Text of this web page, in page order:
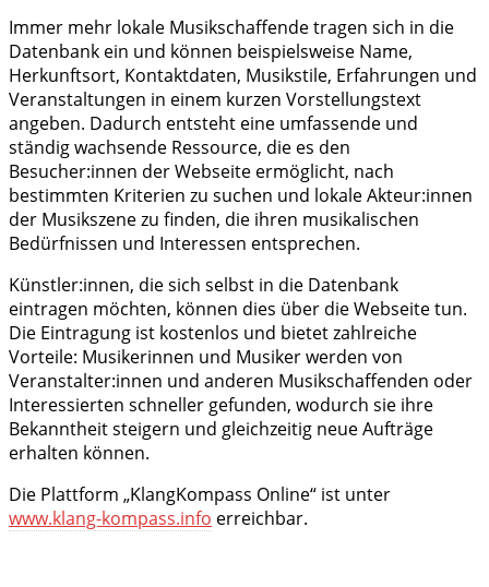
Immer mehr lokale Musikschaffende tragen sich in die
Datenbank ein und können beispielsweise Name,
Herkunftsort, Kontaktdaten, Musikstile, Erfahrungen und
Veranstaltungen in einem kurzen Vorstellungstext
angeben. Dadurch entsteht eine umfassende und
ständig wachsende Ressource, die es den
Besucher:innen der Webseite ermöglicht, nach
bestimmten Kriterien zu suchen und lokale Akteur:innen
der Musikszene zu finden, die ihren musikalischen
Bedürfnissen und Interessen entsprechen.
Künstler:innen, die sich selbst in die Datenbank
eintragen möchten, können dies über die Webseite tun.
Die Eintragung ist kostenlos und bietet zahlreiche
Vorteile: Musikerinnen und Musiker werden von
Veranstalter:innen und anderen Musikschaffenden oder
Interessierten schneller gefunden, wodurch sie ihre
Bekanntheit steigern und gleichzeitig neue Aufträge
erhalten können.
Die Plattform „KlangKompass Online“ ist unter
www.klang-kompass.info erreichbar.